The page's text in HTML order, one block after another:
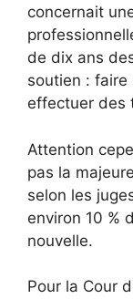
concernait
de dix ans
soutien :
effectuer des
Attention
pas la
selon les
environ 10 %
nouvelle.
Pour la Cour